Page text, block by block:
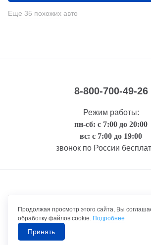
Еще 35 похожих авто
8-800-700-49-26
Режим работы:
пн-сб: с 7:00 до 20:00
вс: с 7:00 до 19:00
звонок по России
Правовая информация
©1992-2026 ТрансТехСервис – продажа и
Продолжая просмотр этого сайта, Вы
обработку файлов cookie. Подробнее
Принять